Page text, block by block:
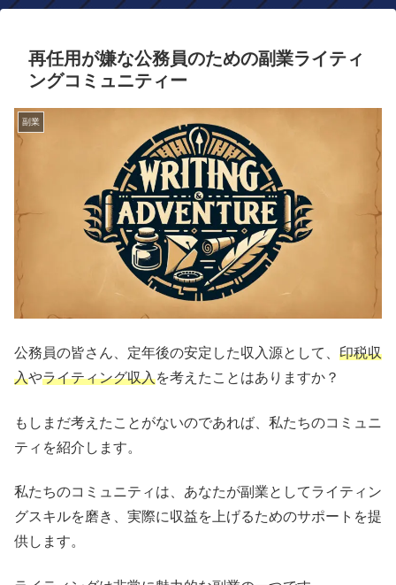
再任用が嫌な公務員のための副業ライティ
ングコミュニティー
副業
公務員の皆さん、定年後の安定した収入源として、 印税収
入やライティング収入を考えたことはありますか？
もしまだ考えたことがないのであれば、私たちのコミュニ
ティを紹介します。
私たちのコミュニティは、あなたが副業としてライティン
グスキルを磨き、実際に収益を上げるためのサポートを提
供します。